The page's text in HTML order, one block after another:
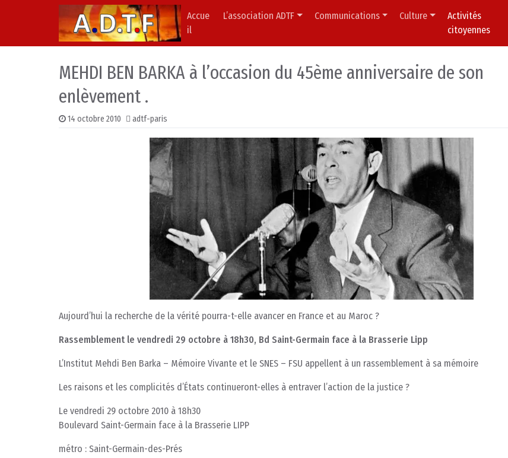
Skip to content
Main Navigation
Accue
il
L’association ADTF Communications Culture
Activités
citoyennes
MEHDI BEN BARKA à l’occasion du 45ème anniversaire de son
enlèvement .
14 octobre 2010 adtf-paris
Aujourd’hui la recherche de la vérité pourra-t-elle avancer en France et au Maroc ?
Rassemblement le vendredi 29 octobre à 18h30, Bd Saint-Germain face à la Brasserie Lipp
L’Institut Mehdi Ben Barka – Mémoire Vivante et le SNES – FSU appellent à un rassemblement à sa mémoire
Les raisons et les complicités d’États continueront-elles à entraver l’action de la justice ?
Le vendredi 29 octobre 2010 à 18h30
Boulevard Saint-Germain face à la Brasserie LIPP
métro : Saint-Germain-des-Prés